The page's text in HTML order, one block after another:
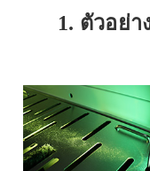
1. ตัวอย่